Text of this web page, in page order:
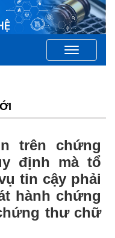
Toggle
navigation
trên chứng
định mà tổ
tin cậy phải
hành chứng
thư chữ